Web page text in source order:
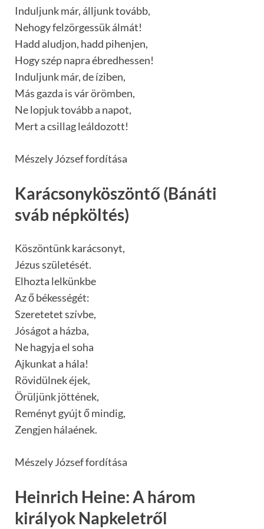
Induljunk már, álljunk tovább,
Nehogy felzörgessük álmát!
Hadd aludjon, hadd pihenjen,
Hogy szép napra ébredhessen!
Induljunk már, de íziben,
Más gazda is vár örömben,
Ne lopjuk tovább a napot,
Mert a csillag leáldozott!
Mészely József fordítása
Karácsonyköszöntő (Bánáti
sváb népköltés)
Köszöntünk karácsonyt,
Jézus születését.
Elhozta lelkünkbe
Az ő békességét:
Szeretetet szívbe,
Jóságot a házba,
Ne hagyja el soha
Ajkunkat a hála!
Rövidülnek éjek,
Örüljünk jöttének,
Reményt gyújt ő mindig,
Zengjen hálaének.
Mészely József fordítása
Heinrich Heine: A három
királyok Napkeletről